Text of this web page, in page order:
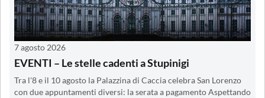
7 agosto 2026
EVENTI – Le stelle cadenti a Stupinigi
Tra l'8 e il 10 agosto la Palazzina di Caccia celebra San Lorenzo
con due appuntamenti diversi: la serata a pagamento Aspettando